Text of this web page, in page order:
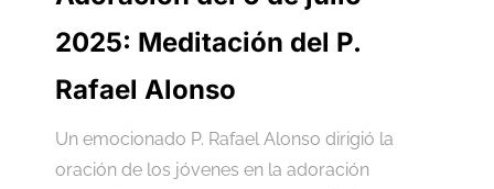
2025: Meditación del P.
Rafael Alonso
Un emocionado P. Rafael Alonso dirigió la
oración de los jóvenes en la adoración